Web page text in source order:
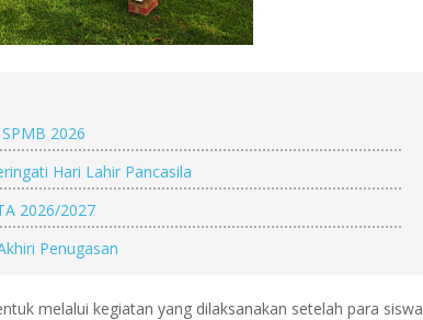
2026
Hari Lahir Pancasila
2026/2027
Penugasan
melalui kegiatan yang dilaksanakan setelah para siswa